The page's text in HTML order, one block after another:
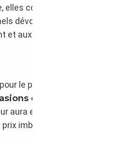
elles court-circuitent les
dévolus aux créations
et aux modèles inédits
le plus grand plaisir de tous
de prestige outre-
aura et leur statut éternel
imbattables :